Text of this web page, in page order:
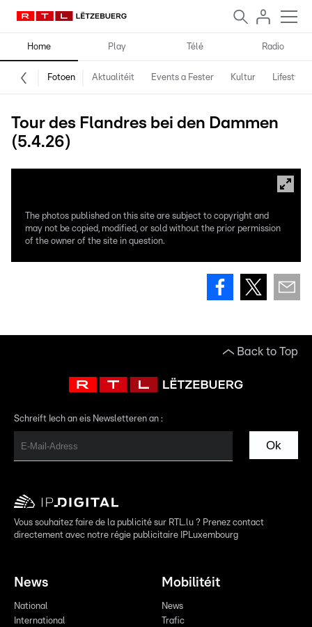
Home Play Télé Radio
Fotoen Aktualitéit Events a Fester Kultur Lifestyle
Tour des Flandres bei den Dammen
(5.4.26)
The photos published on this site are subject to copyright and
may not be copied, modified, or sold without the prior permission
of the owner of the site in question.
Back to Top
Schreift Iech an eis Newsletteren an :
Ok
Vous souhaitez faire de la publicité sur RTL.lu ? Prenez contact
directement avec notre régie publicitaire IPLuxembourg
News
National
International
Mobilitéit
News
Trafic